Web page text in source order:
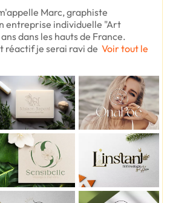
Marc, graphiste
entreprise individuelle "Art
dans les hauts de France.
réactif je serai ravi de Voir tout le